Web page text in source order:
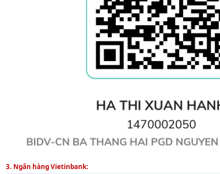
3. Ngân hàng Vietinbank: